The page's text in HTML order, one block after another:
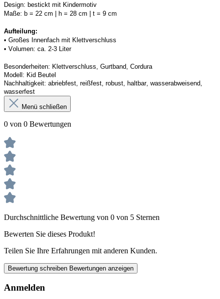
Design: bestickt mit Kindermotiv
Maße: b = 22 cm | h = 28 cm | t = 9 cm
Aufteilung:
• Großes Innenfach mit Klettverschluss
• Volumen: ca. 2-3 Liter
Besonderheiten: Klettverschluss, Gurtband, Cordura
Modell: Kid Beutel
Nachhaltigkeit: abriebfest, reißfest, robust haltbar, wasserabweisend,
wasserfest
Menü schließen
0 von 0 Bewertungen
Durchschnittliche Bewertung von 0 von 5 Sternen
Bewerten Sie dieses Produkt!
Teilen Sie Ihre Erfahrungen mit anderen Kunden.
Bewertung schreiben Bewertungen anzeigen
Anmelden